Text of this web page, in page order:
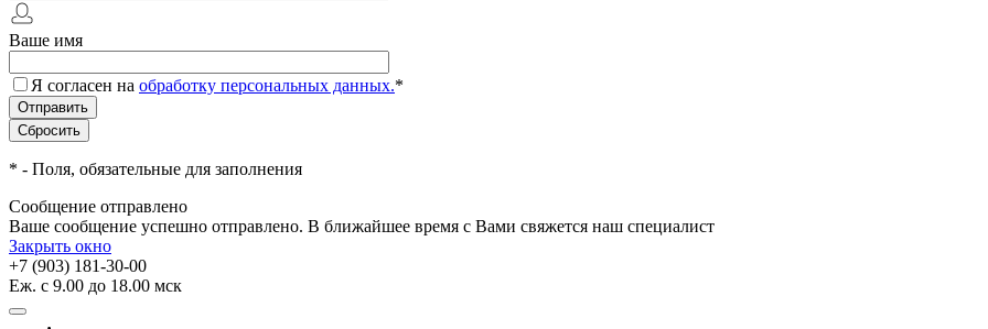
Ваше имя
Я согласен на обработку персональных данных.*
* - Поля, обязательные для заполнения
Сообщение отправлено
Ваше сообщение успешно отправлено. В ближайшее время с Вами свяжется наш специалист
Закрыть окно
+7 (903) 181-30-00
Еж. с 9.00 до 18.00 мск